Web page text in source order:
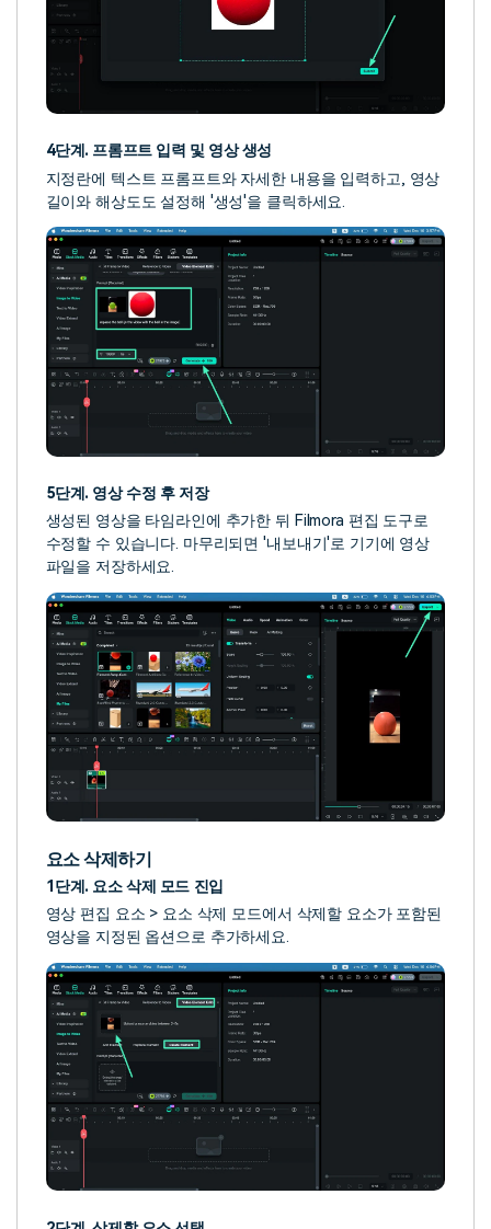
4단계. 프롬프트 입력 및 영상 생성
지정란에 텍스트 프롬프트와 자세한 내용을 입력하고, 영상
길이와 해상도도 설정해 '생성'을 클릭하세요.
5단계. 영상 수정 후 저장
생성된 영상을 타임라인에 추가한 뒤 Filmora 편집 도구로
수정할 수 있습니다. 마무리되면 '내보내기'로 기기에 영상
파일을 저장하세요.
요소 삭제하기
1단계. 요소 삭제 모드 진입
영상 편집 요소 > 요소 삭제 모드에서 삭제할 요소가 포함된
영상을 지정된 옵션으로 추가하세요.